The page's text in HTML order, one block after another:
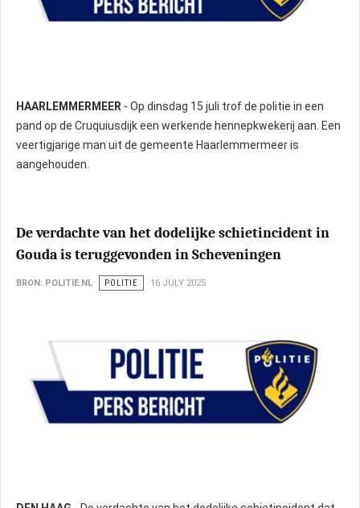
HAARLEMMERMEER - Op dinsdag 15 juli trof de politie in een
pand op de Cruquiusdijk een werkende hennepkwekerij aan. Een
veertigjarige man uit de gemeente Haarlemmermeer is
aangehouden.
De verdachte van het dodelijke schietincident in
Gouda is teruggevonden in Scheveningen
BRON: POLITIE.NL POLITIE 16 JULY 2025